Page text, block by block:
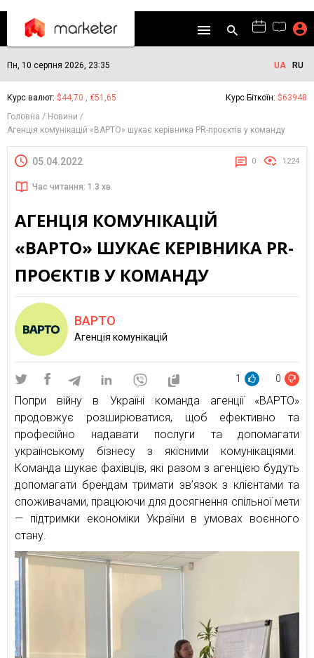
Пн, 10 серпня 2026, 23:35 UA RU
Курс валют: $44,70 , €51,65 Курс Біткоїн: $63948
Головна
Новини
Агенція комунікацій «ВАРТО» шукає керівника PR-проєктів у команду
05.04.2022 0 1224
Час читання: 1.3 хв.
АГЕНЦІЯ КОМУНІКАЦІЙ
«ВАРТО» ШУКАЄ КЕРІВНИКА PR-
ПРОЄКТІВ У КОМАНДУ
ВАРТО
Агенція комунікацій
1 0
Попри війну в Україні команда агенції «ВАРТО»
продовжує розширюватися, щоб ефективно та
професійно надавати послуги та допомагати
українському бізнесу з якісними комунікаціями.
Команда шукає фахівців, які разом з агенцією будуть
допомагати брендам тримати зв’язок з клієнтами та
споживачами, працюючи для досягнення спільної мети
— підтримки економіки України в умовах воєнного
стану.